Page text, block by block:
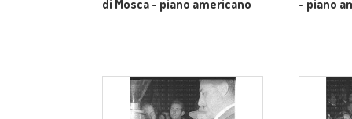
di Mosca - piano americano - piano